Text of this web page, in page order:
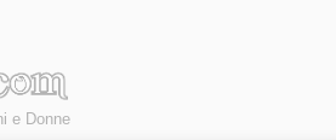
e Donne